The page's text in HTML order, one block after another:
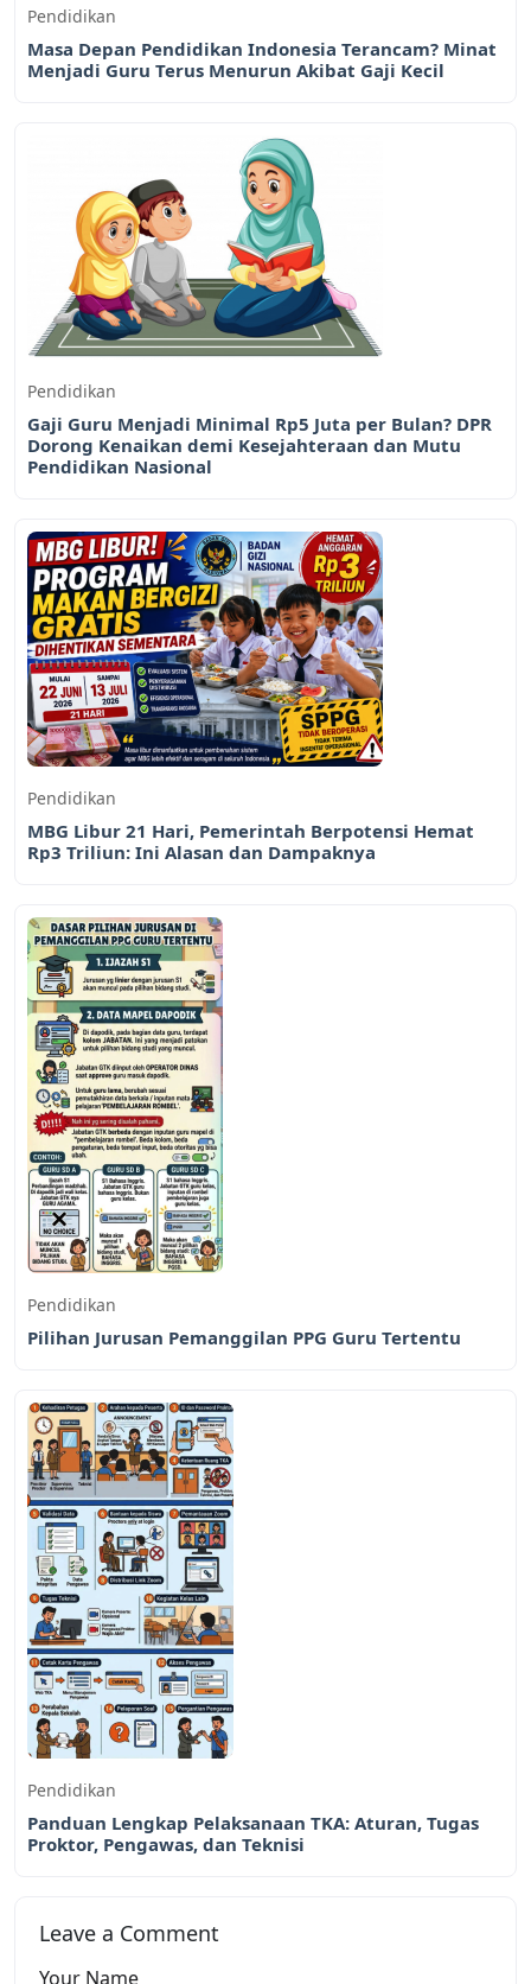
Pendidikan
Masa Depan Pendidikan Indonesia Terancam? Minat
Menjadi Guru Terus Menurun Akibat Gaji Kecil
Pendidikan
Gaji Guru Menjadi Minimal Rp5 Juta per Bulan? DPR
Dorong Kenaikan demi Kesejahteraan dan Mutu
Pendidikan Nasional
Pendidikan
MBG Libur 21 Hari, Pemerintah Berpotensi Hemat
Rp3 Triliun: Ini Alasan dan Dampaknya
Pendidikan
Pilihan Jurusan Pemanggilan PPG Guru Tertentu
Pendidikan
Panduan Lengkap Pelaksanaan TKA: Aturan, Tugas
Proktor, Pengawas, dan Teknisi
Leave a Comment
Your Name